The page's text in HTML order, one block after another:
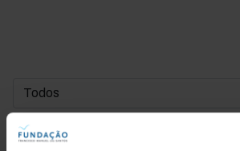
DATA DE INÍCIO